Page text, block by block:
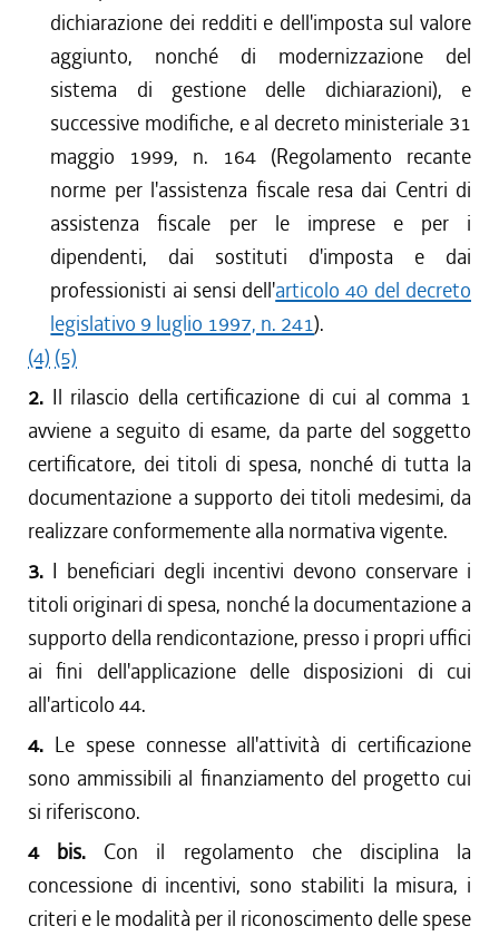
dichiarazione dei redditi e dell'imposta sul valore
aggiunto, nonché di modernizzazione del
sistema di gestione delle dichiarazioni), e
successive modifiche, e al decreto ministeriale 31
maggio 1999, n. 164 (Regolamento recante
norme per l'assistenza fiscale resa dai Centri di
assistenza fiscale per le imprese e per i
dipendenti, dai sostituti d'imposta e dai
professionisti ai sensi dell'articolo 40 del decreto
legislativo 9 luglio 1997, n. 241).
(4) (5)
2. Il rilascio della certificazione di cui al comma 1
avviene a seguito di esame, da parte del soggetto
certificatore, dei titoli di spesa, nonché di tutta la
documentazione a supporto dei titoli medesimi, da
realizzare conformemente alla normativa vigente.
3. I beneficiari degli incentivi devono conservare i
titoli originari di spesa, nonché la documentazione a
supporto della rendicontazione, presso i propri uffici
ai fini dell'applicazione delle disposizioni di cui
all'articolo 44.
4. Le spese connesse all'attività di certificazione
sono ammissibili al finanziamento del progetto cui
si riferiscono.
4 bis. Con il regolamento che disciplina la
concessione di incentivi, sono stabiliti la misura, i
criteri e le modalità per il riconoscimento delle spese